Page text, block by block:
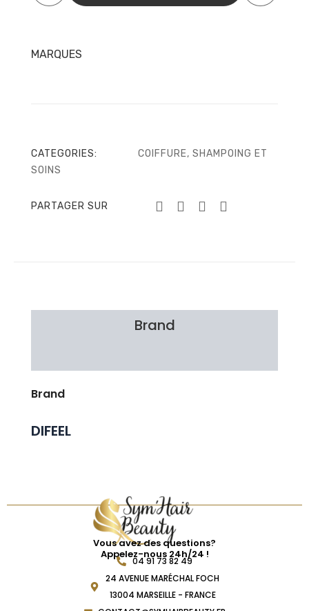
Mint
MARQUES
CATEGORIES: COIFFURE, SHAMPOING ET
SOINS
PARTAGER SUR
Brand
Brand
DIFEEL
Vous avez des questions?
Appelez-nous 24h/24 !
04 91 73 82 49
24 AVENUE MARÉCHAL FOCH
13004 MARSEILLE - FRANCE